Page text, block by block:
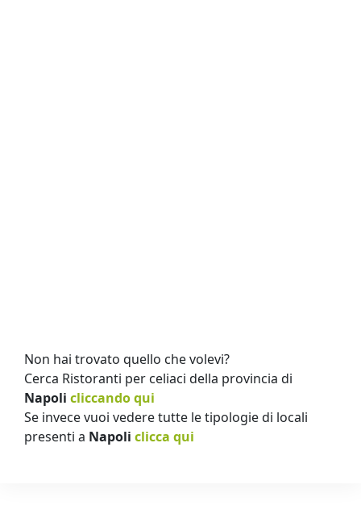
Non hai trovato quello che volevi?
Cerca Ristoranti per celiaci della provincia di
Napoli cliccando qui
Se invece vuoi vedere tutte le tipologie di locali
presenti a Napoli clicca qui